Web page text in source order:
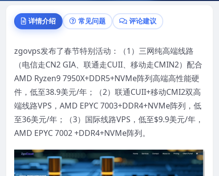
详情介绍 常见问题 评论建议
zgovps发布了春节特别活动：（1）三网纯高端线路
（电信走CN2 GIA、联通走CUII、移动走CMIN2）配合
AMD Ryzen9 7950X+DDR5+NVMe阵列高端高性能硬
件，低至38.9美元/年；（2）联通CUII+移动CMI2双高
端线路VPS，AMD EPYC 7003+DDR4+NVMe阵列，低
至36美元/年；（3）国际线路VPS，低至$9.9美元/年，
AMD EPYC 7002 +DDR4+NVMe阵列。